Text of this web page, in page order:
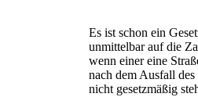
Es ist schon ein
unmittelbar auf die
wenn einer eine
nach dem Ausfall
nicht gesetzmäßig